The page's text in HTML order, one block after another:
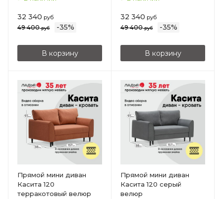
32 340 руб
49 400руб -35%
В корзину
32 340 руб
49 400руб -35%
В корзину
Прямой мини диван
Касита 120
терракотовый велюр
Прямой мини диван
Касита 120 cерый
велюр